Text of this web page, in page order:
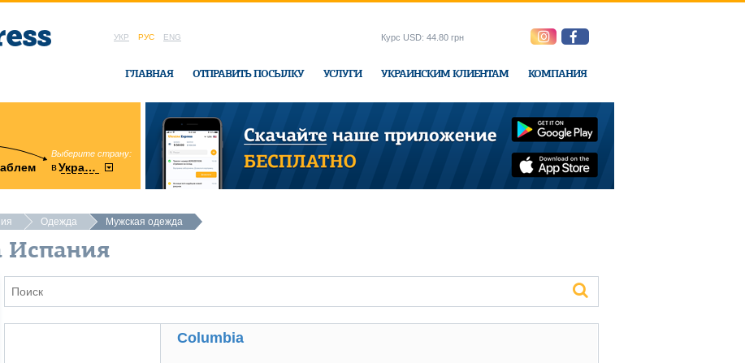
УКР РУС ENG
ГЛАВНАЯ ОТПРАВИТЬ ПОСЫЛКУ УСЛУГИ УКРАИНСКИМ КЛИЕНТАМ КОМПАНИЯ
Курс USD: 44.80 грн
Выберите страну:
вУкраину
область:
Винницкая в офисе Ukraine-Express
Одежда Мужская одежда
Испания
Columbia